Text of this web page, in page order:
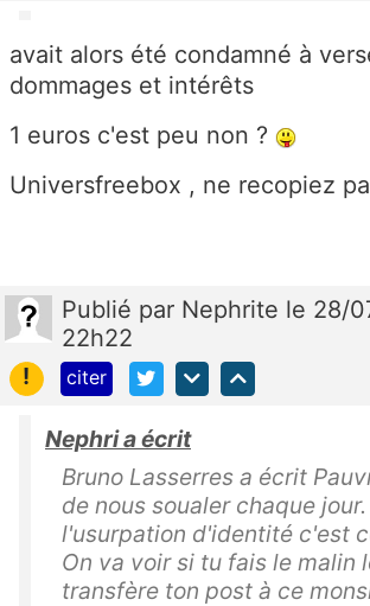
avait alors été condamné à
dommages et intérêts
1 euros c'est peu non ?
Universfreebox , ne recopiez
Publié par Nephrite le 28/
22h22
!
citer
Nephri a écrit
Bruno Lasserres a écrit
de nous soualer chaque
l'usurpation d'identité c'est
On va voir si tu fais le malin
transfère ton post à ce